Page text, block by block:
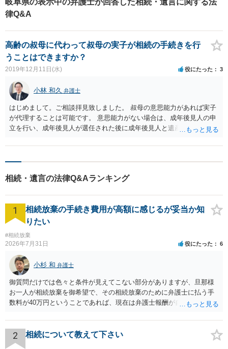
すか？」と質問しました。 弁護士は、「どのように寄与したのかという態様
にもよりますが、寄与分といえるためには、①寄与行為の存在によって、被
行為の存在はあるかもしれませんが、代表取締役として正当な対価をこれま
で得ているのですから、②『特別の』寄与であるとはいえず、現時点で分か
っている内容からすれば、裁判所が寄与を簡単に認めるというような事案で
はないと思います。」と回答しました。 弁護士は、Bさんの代理人として、
始しました。 それに対して、Cさんは寄与分を定める審判を申立ててきまし
た。しかしながら、裁判所は最終的にCさんの主張は認めませんでした。 ま
た、弁護士がAさんの遺産について調査したところ、AさんはCさんに対し、
生前に1500万円を贈与していたことが判明しました。
た。 「このままでは受任できません。なぜなら、お父様は、遺産分割をする
能力がない可能性があります。お医者様に確認をお願いします。」 結局お父
思わぬ3カ月を費やしました。 それから、改めて奥様と後見人（親族の方にお
願いしました）の方とで遺産分割協議を行い、その後相続登記を申請しまし
た。 奥様は「初めから、弁護士・税理士・司法書士全部に相談できていた
ら、税金の申告期限内にできたかもしれないのに」 とおっしゃっていまし
た。 ベリーベストであれば、総合法律事務所ならではの、安心のアドバイス
岐阜県の表示中の弁護士が回答した相続・遺言に関する法
律Q&A
高齢の叔母に代わって叔母の実子が相続の手続きを行
うことはできますか？
2019年12月11日(水) 役にたった 3
小林 和久 弁護士
はじめまして。ご相談拝見致しました。 叔母の意思能力があれば実子
が代理することは可能です。 意思能力がない場合は、成年後見人の申
立を行い、成年後見人が選任された後に成年後見人と遺産分割協議を
相続・遺言の法律Q&Aランキング
1
相続放棄の手続き費用が高額に感じるが妥当か知
りたい
#相続放棄
2026年7月31日 役にたった 6
小杉 和 弁護士
御質問だけでは色々と条件が見えてこない部分がありますが、旦那様
お一人が相続放棄を御希望で、その相続放棄のために弁護士に払う手
数料が40万円ということであれば、現在は弁護士報酬が自由化されて
です。 ただ、弁護士に払う手数料とは別に戸籍の用意に一定の実費が
かかることになりますので、その費用も支払うべきものとして頭に置
いておいてください。 話を元に戻して、弁護士に対する手数料です
2 相続について教えて下さい